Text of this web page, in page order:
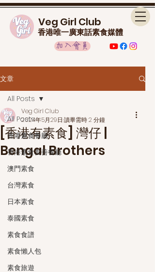
Veg Girl Club
香港唯一廣東話素食媒體
加入會員
文章
All Posts
香港素食餐廳
香港素食友善餐廳
澳門素食
台灣素食
日本素食
泰國素食
素食食譜
素食懶人包
素食旅遊
All Posts
[香港有素食] 灣仔 |
Bengal Brothers
Veg Girl Club
2024年5月29日 讀畢需時 2 分鐘